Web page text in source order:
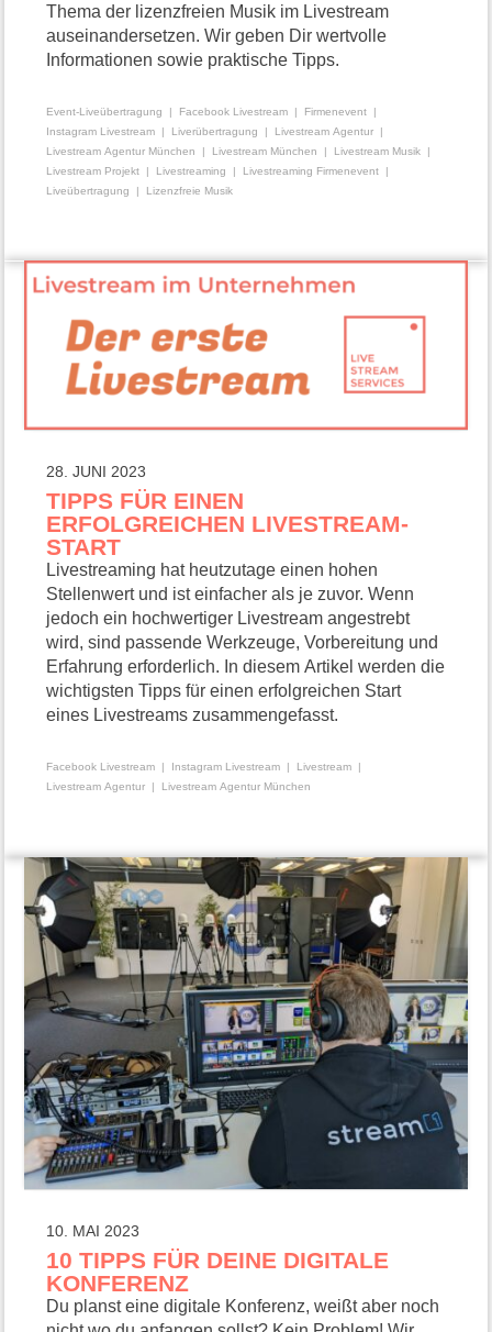
Thema der lizenzfreien Musik im Livestream
auseinandersetzen. Wir geben Dir wertvolle
Informationen sowie praktische Tipps.
Event-Liveübertragung Facebook Livestream
Firmenevent
Instagram Livestream
Liverübertragung
Livestream Agentur
Livestream Agentur München
Livestream München
Livestream Musik
Livestream Projekt
Livestreaming
Livestreaming Firmenevent
Liveübertragung
Lizenzfreie Musik
28. JUNI 2023
TIPPS FÜR EINEN
ERFOLGREICHEN LIVESTREAM-
START
Livestreaming hat heutzutage einen hohen
Stellenwert und ist einfacher als je zuvor. Wenn
jedoch ein hochwertiger Livestream angestrebt
wird, sind passende Werkzeuge, Vorbereitung und
Erfahrung erforderlich. In diesem Artikel werden die
wichtigsten Tipps für einen erfolgreichen Start
eines Livestreams zusammengefasst.
Facebook Livestream Instagram Livestream
Livestream
Livestream Agentur
Livestream Agentur München
10. MAI 2023
10 TIPPS FÜR DEINE DIGITALE
KONFERENZ
Du planst eine digitale Konferenz, weißt aber noch